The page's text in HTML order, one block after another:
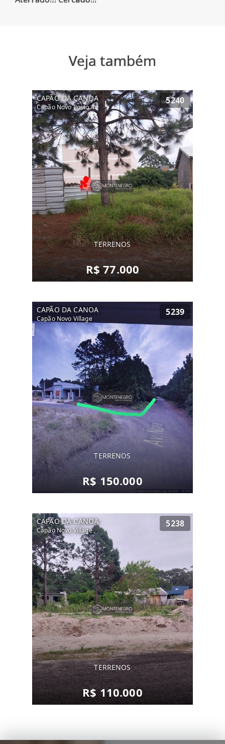
Veja também
CAPÃO DA CANOA
Capão Novo Posto 4
5240
TERRENOS
R$ 77.000
CAPÃO DA CANOA
Capão Novo Village
5239
TERRENOS
R$ 150.000
CAPÃO DA CANOA
Capão Novo Village
5238
TERRENOS
R$ 110.000